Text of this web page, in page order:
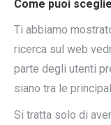
Come puoi
Ti abbiamo
ricerca sul web
parte degli utenti
siano tra le
Si tratta solo di